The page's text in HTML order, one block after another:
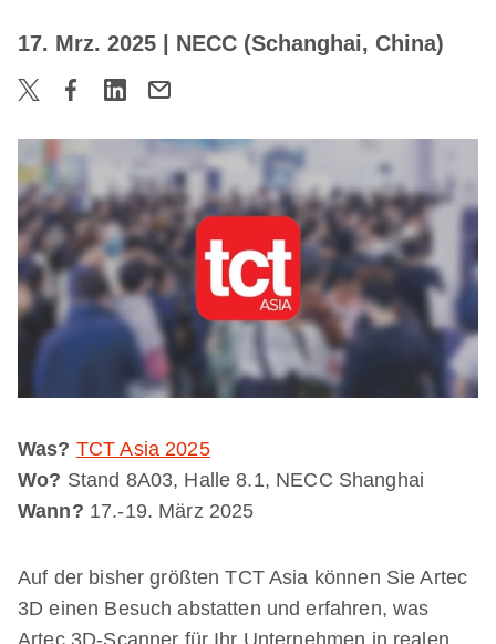
17. Mrz. 2025 | NECC (Schanghai, China)
Was? TCT Asia 2025
Wo? Stand 8A03, Halle 8.1, NECC Shanghai
Wann? 17.-19. März 2025
Auf der bisher größten TCT Asia können Sie Artec
3D einen Besuch abstatten und erfahren, was